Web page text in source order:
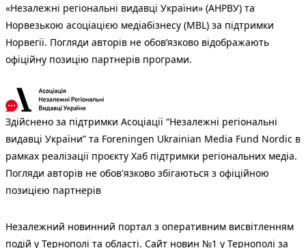
«Незалежні регіональні видавці України» (АНРВУ) та
Норвезькою асоціацією медіабізнесу (MBL) за підтримки
Норвегії. Погляди авторів не обов’язково відображають
офіційну позицію партнерів програми.
Здійснено за підтримки Асоціації “Незалежні регіональні
видавці України” та Foreningen Ukrainian Media Fund Nordic в
рамках реалізації проєкту Хаб підтримки регіональних медіа.
Погляди авторів не обов'язково збігаються з офіційною
позицією партнерів
Незалежний новинний портал з оперативним висвітленням
подій у Тернополі та області. Сайт новин №1 у Тернополі за